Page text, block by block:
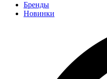
Бренды
Новинки